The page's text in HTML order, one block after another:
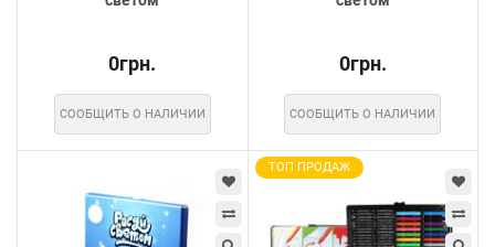
0грн.
СООБЩИТЬ О НАЛИЧИИ
0грн.
СООБЩИТЬ О НАЛИЧИИ
ТОП ПРОДАЖ